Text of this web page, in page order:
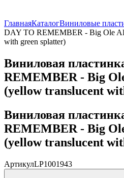
ГлавнаяКаталогВиниловые
DAY TO REMEMBER - Big Ole
with green splatter)
Виниловая
REMEMBER - Big
(yellow translucent
Виниловая
REMEMBER - Big
(yellow translucent
АртикулLP1001943